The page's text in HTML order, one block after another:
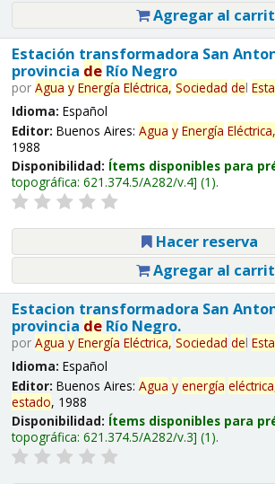
Agregar al
Estación transformadora San
provincia deRío Negro
por Agua y Energía Eléctrica, Sociedad del
Idioma: Español
Editor: Buenos Aires: Agua y Energía Eléctrica,
1988
Disponibilidad: Ítems disponibles para
topográfica: 621.374.5/A282/v.4 (1).
Hacer reserva
Agregar al
Estacion transformadora San
provincia deRío Negro.
por Agua y Energía Eléctrica, Sociedad del
Idioma: Español
Editor: Buenos Aires: Agua y energía
estado, 1988
Disponibilidad: Ítems disponibles para
topográfica: 621.374.5/A282/v.3 (1).